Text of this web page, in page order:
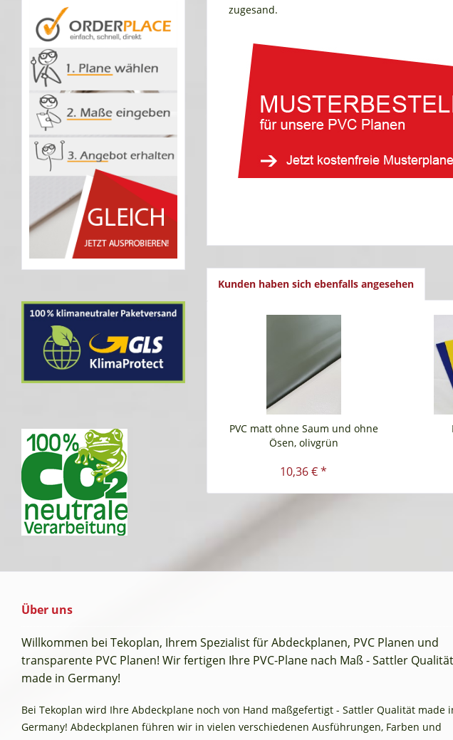
zugesand.
Kunden haben sich ebenfalls angesehen
PVC matt ohne Saum und ohne
Ösen, olivgrün
10,36 € *
Über uns
Willkommen bei Tekoplan, Ihrem Spezialist für Abdeckplanen, PVC Planen und
transparente PVC Planen! Wir fertigen Ihre PVC-Plane nach Maß - Sattler Qualität
made in Germany!
Bei Tekoplan wird Ihre Abdeckplane noch von Hand maßgefertigt - Sattler Qualität made
Germany! Abdeckplanen führen wir in vielen verschiedenen Ausführungen, Farben und